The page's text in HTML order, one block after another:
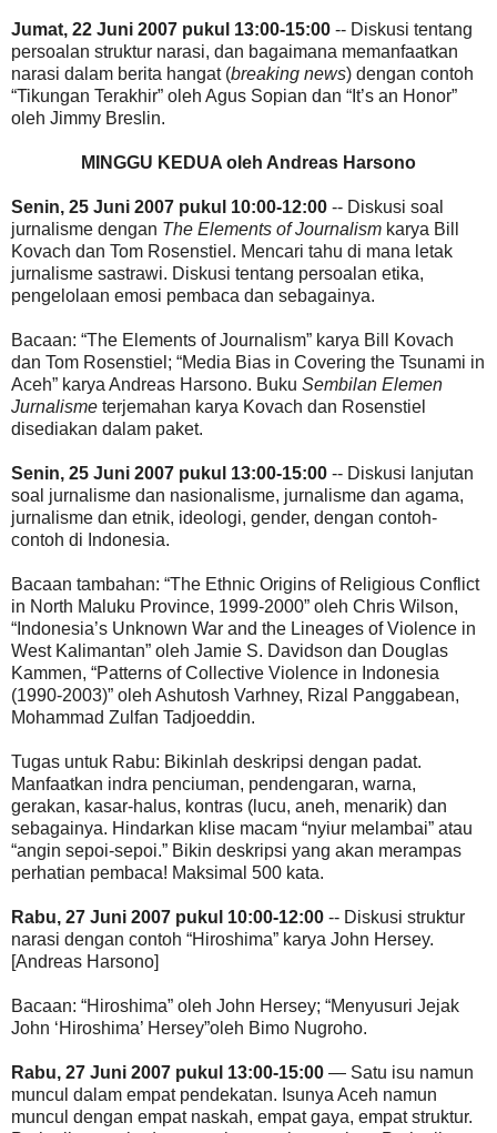
Jumat, 22 Juni 2007 pukul 13:00-15:00 -- Diskusi tentang
persoalan struktur narasi, dan bagaimana memanfaatkan
narasi dalam berita hangat (breaking news) dengan contoh
“Tikungan Terakhir” oleh Agus Sopian dan “It’s an Honor”
oleh Jimmy Breslin.
MINGGU KEDUA oleh Andreas Harsono
Senin, 25 Juni 2007 pukul 10:00-12:00 -- Diskusi soal
jurnalisme dengan The Elements of Journalism karya Bill
Kovach dan Tom Rosenstiel. Mencari tahu di mana letak
jurnalisme sastrawi. Diskusi tentang persoalan etika,
pengelolaan emosi pembaca dan sebagainya.
Bacaan: “The Elements of Journalism” karya Bill Kovach
dan Tom Rosenstiel; “Media Bias in Covering the Tsunami in
Aceh” karya Andreas Harsono. Buku Sembilan Elemen
Jurnalisme terjemahan karya Kovach dan Rosenstiel
disediakan dalam paket.
Senin, 25 Juni 2007 pukul 13:00-15:00 -- Diskusi lanjutan
soal jurnalisme dan nasionalisme, jurnalisme dan agama,
jurnalisme dan etnik, ideologi, gender, dengan contoh-
contoh di Indonesia.
Bacaan tambahan: “The Ethnic Origins of Religious Conflict
in North Maluku Province, 1999-2000” oleh Chris Wilson,
“Indonesia’s Unknown War and the Lineages of Violence in
West Kalimantan” oleh Jamie S. Davidson dan Douglas
Kammen, “Patterns of Collective Violence in Indonesia
(1990-2003)” oleh Ashutosh Varhney, Rizal Panggabean,
Mohammad Zulfan Tadjoeddin.
Tugas untuk Rabu: Bikinlah deskripsi dengan padat.
Manfaatkan indra penciuman, pendengaran, warna,
gerakan, kasar-halus, kontras (lucu, aneh, menarik) dan
sebagainya. Hindarkan klise macam “nyiur melambai” atau
“angin sepoi-sepoi.” Bikin deskripsi yang akan merampas
perhatian pembaca! Maksimal 500 kata.
Rabu, 27 Juni 2007 pukul 10:00-12:00 -- Diskusi struktur
narasi dengan contoh “Hiroshima” karya John Hersey.
[Andreas Harsono]
Bacaan: “Hiroshima” oleh John Hersey; “Menyusuri Jejak
John ‘Hiroshima’ Hersey”oleh Bimo Nugroho.
Rabu, 27 Juni 2007 pukul 13:00-15:00 — Satu isu namun
muncul dalam empat pendekatan. Isunya Aceh namun
muncul dengan empat naskah, empat gaya, empat struktur.